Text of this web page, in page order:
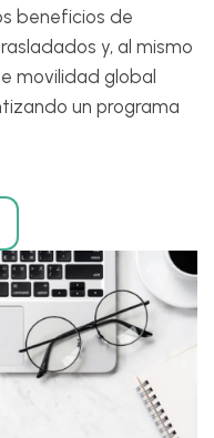
beneficios de
y, al mismo
movilidad global
un programa